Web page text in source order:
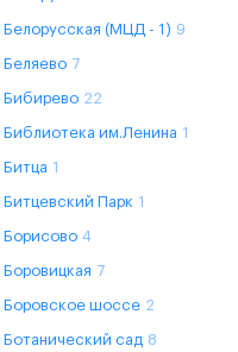
Белорусская (МЦД - 1) 9
Беляево 7
Бибирево 22
Библиотека им.Ленина 1
Битца 1
Битцевский Парк 1
Борисово 4
Боровицкая 7
Боровское шоссе 2
Ботанический сад 8